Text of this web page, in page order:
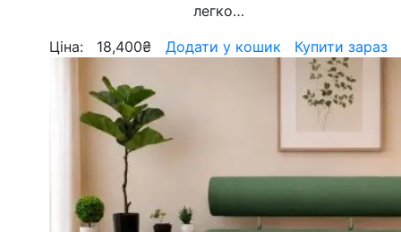
легко…
Ціна:
18,400₴ Додати у кошик Купити зараз